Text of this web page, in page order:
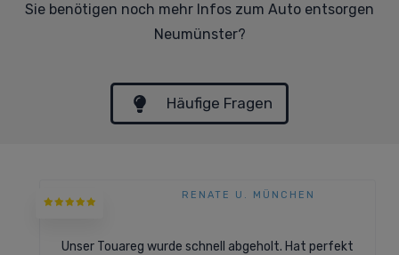
Sie benötigen noch mehr Infos zum Auto entsorgen
Neumünster?
Häufige Fragen
RENATE U. MÜNCHEN
Unser Touareg wurde schnell abgeholt. Hat perfekt